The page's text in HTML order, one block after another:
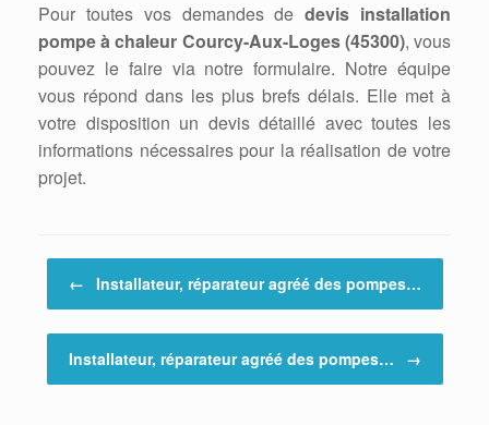
Pour toutes vos demandes dedevis installation
pompe à chaleur Courcy-Aux-Loges (45300), vous
pouvez le faire via notre formulaire. Notre équipe
vous répond dans les plus brefs délais. Elle met à
votre disposition un devis détaillé avec toutes les
informations nécessaires pour la réalisation de votre
projet.
← Installateur, réparateur agréé des pompes…
Installateur, réparateur agréé des pompes… →